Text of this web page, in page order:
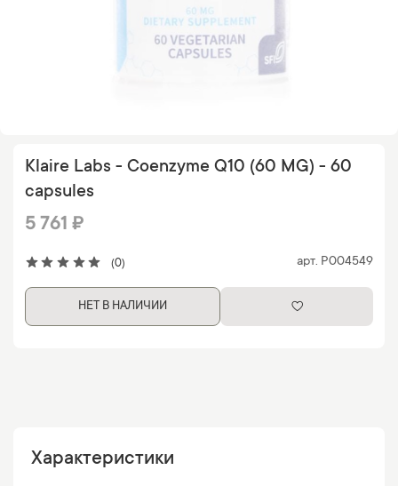
(0) арт. P004549
Klaire Labs - Coenzyme Q10 (60 MG) - 60
capsules
5 761 ₽
НЕТ В НАЛИЧИИ
Характеристики